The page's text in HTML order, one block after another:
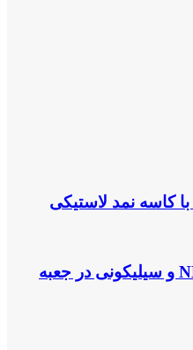
کاسه نمد لاستیکی
تفاوت اورینگ‌های NBR، FKM و سیلیکونی در جعبه